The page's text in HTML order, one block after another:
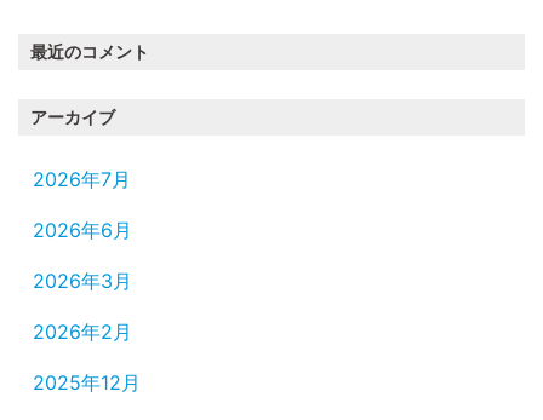
最近のコメント
アーカイブ
2026年7月
2026年6月
2026年3月
2026年2月
2025年12月